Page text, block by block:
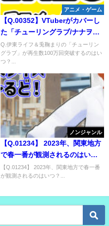
アニメ・ゲーム
【Q.00352】VTuberがカバーし
た「チューリングラブ/ナナヲア
カリ」。指定した歌ってみた動
画が視聴回数100万回を突破する
Q.伊東ライフ＆兎鞠まりの「チューリン
グラブ」が再生数100万回突破するのはい
つ？...
ノンジャンル
【Q.01234】 2023年、関東地方
で春一番が観測されるのはい
つ？
【Q.01234】 2023年、関東地方で春一番
が観測されるのはいつ？...